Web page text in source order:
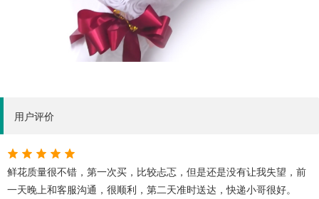
用户评价
鲜花质量很不错，第一次买，比较忐忑，但是还是没有让我失望，前
一天晚上和客服沟通，很顺利，第二天准时送达，快递小哥很好。